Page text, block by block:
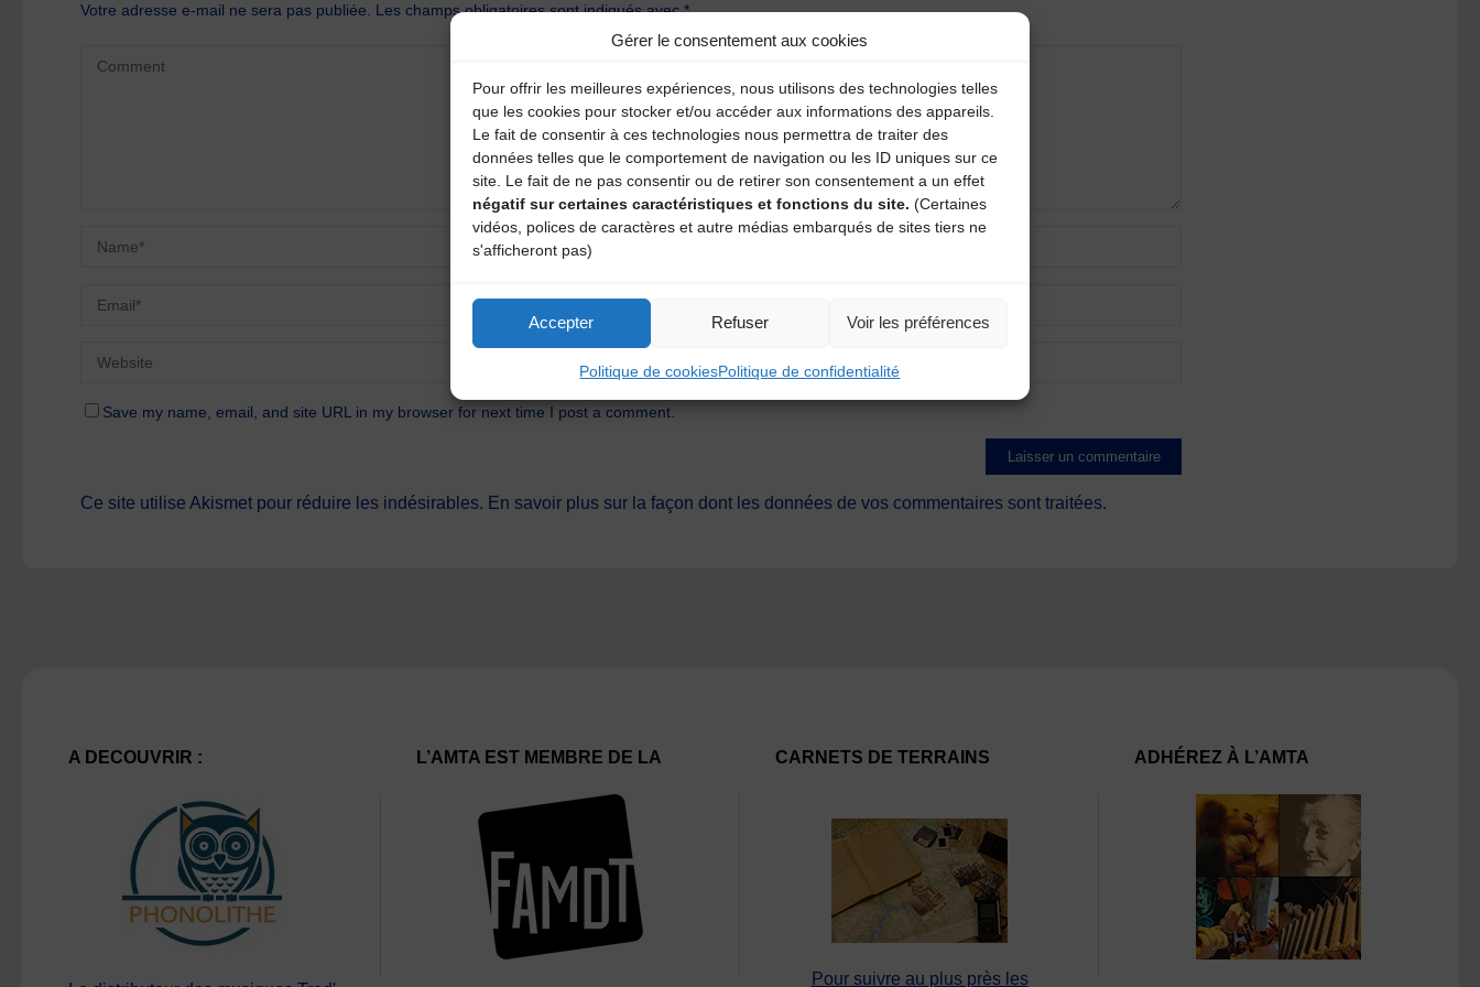
Gérer le consentement aux cookies
Pour offrir les meilleures expériences, nous utilisons des technologies telles
que les cookies pour stocker et/ou accéder aux informations des appareils.
Le fait de consentir à ces technologies nous permettra de traiter des
données telles que le comportement de navigation ou les ID uniques sur ce
site. Le fait de ne pas consentir ou de retirer son consentement a un effet
négatif sur certaines caractéristiques et fonctions du site. (Certaines
vidéos, polices de caractères et autre médias embarqués de sites tiers ne
s'afficheront pas)
Accepter Refuser Voir les préférences
Politique de cookiesPolitique de confidentialité
Votre adresse e-mail ne sera pas publiée. Les champs obligatoires sont indiqués avec*
Save my name, email, and site URL in my browser for next time I post a comment.
Ce site utilise Akismet pour réduire les indésirables. En savoir plus sur la façon dont les données de vos commentaires sont traitées.
A DECOUVRIR : L’AMTA EST MEMBRE DE LA CARNETS DE TERRAINS
Pour suivre au plus près les
ADHÉREZ À L’AMTA